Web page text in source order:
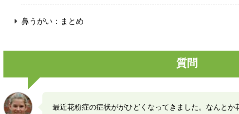
鼻うがい：まとめ
質問
最近花粉症の症状ががひどくなってきました。なんと